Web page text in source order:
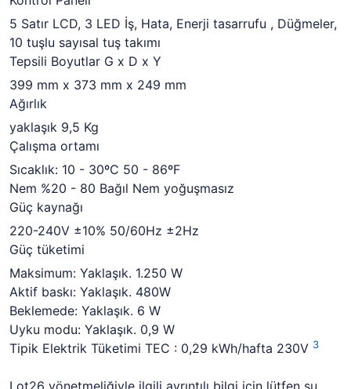
5 Satır LCD, 3 LED İş, Hata, Enerji tasarrufu , Düğmeler,
10 tuşlu sayısal tuş takımı
Tepsili Boyutlar G x D x Y
399 mm x 373 mm x 249 mm
Ağırlık
yaklaşık 9,5 Kg
Çalışma ortamı
Sıcaklık: 10 - 30ºC 50 - 86ºF
Nem %20 - 80 Bağıl Nem yoğuşmasız
Güç kaynağı
220-240V ±10% 50/60Hz ±2Hz
Güç tüketimi
Maksimum: Yaklaşık. 1.250 W
Aktif baskı: Yaklaşık. 480W
Beklemede: Yaklaşık. 6 W
Uyku modu: Yaklaşık. 0,9 W
Tipik Elektrik Tüketimi TEC : 0,29 kWh/hafta 230V 3
Lot26 yönetmeliğiyle ilgili ayrıntılı bilgi için lütfen şu